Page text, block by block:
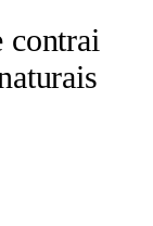
contrai